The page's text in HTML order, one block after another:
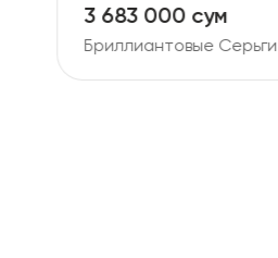
3 683 000 сум
Бриллиантовые Серьги